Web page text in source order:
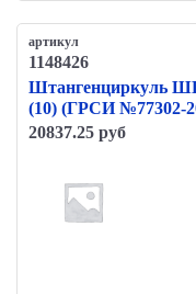
артикул
1148426
Штангенциркуль
(10) (ГРСИ №77302-
20837.25 руб